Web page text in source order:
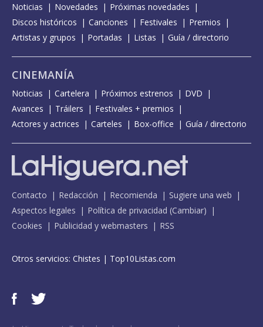
Noticias Novedades
Próximas novedades
Discos históricos
Canciones Festivales
Premios
Artistas y grupos
Portadas Listas Guía / directorio
CINEMANÍA
Noticias Cartelera Próximos estrenos
DVD
Avances
Tráilers
Festivales + premios
Actores y actrices
Carteles Box-office Guía / directorio
Contacto Redacción Recomienda
Sugiere una web
Aspectos legales
Política de privacidad (Cambiar)
Cookies
Publicidad y webmasters RSS
Otros servicios: Chistes | Top10Listas.com